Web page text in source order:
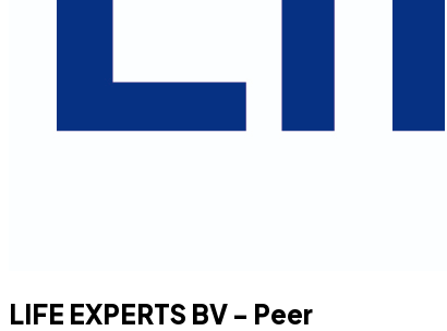
LIFE EXPERTS BV - Peer